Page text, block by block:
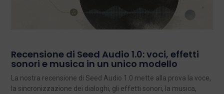
Recensione di Seed Audio 1.0: voci, effetti
sonori e musica in un unico modello
La nostra recensione di Seed Audio 1.0 mette alla prova la voce,
la sincronizzazione dei dialoghi, gli effetti sonori, la musica,